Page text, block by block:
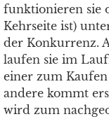
funktionieren sie
Kehrseite ist)
der Konkurrenz.
laufen sie im
einer zum
andere kommt
wird zum